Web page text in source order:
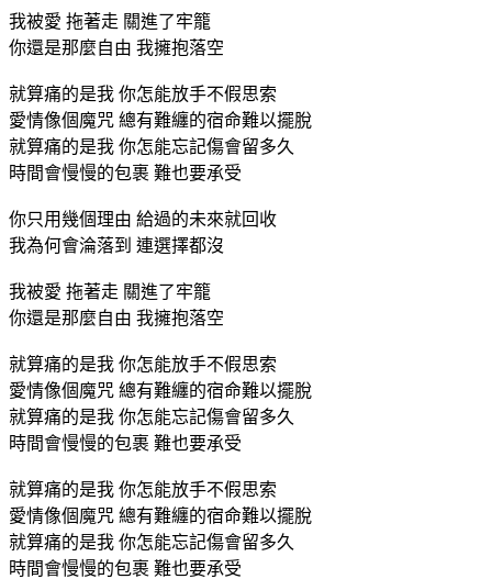
我被愛 拖著走 關進了牢籠
你還是那麼自由 我擁抱落空
就算痛的是我 你怎能放手不假思索
愛情像個魔咒 總有難纏的宿命難以擺脫
就算痛的是我 你怎能忘記傷會留多久
時間會慢慢的包裹 難也要承受
你只用幾個理由 給過的未來就回收
我為何會淪落到 連選擇都沒
我被愛 拖著走 關進了牢籠
你還是那麼自由 我擁抱落空
就算痛的是我 你怎能放手不假思索
愛情像個魔咒 總有難纏的宿命難以擺脫
就算痛的是我 你怎能忘記傷會留多久
時間會慢慢的包裹 難也要承受
就算痛的是我 你怎能放手不假思索
愛情像個魔咒 總有難纏的宿命難以擺脫
就算痛的是我 你怎能忘記傷會留多久
時間會慢慢的包裹 難也要承受